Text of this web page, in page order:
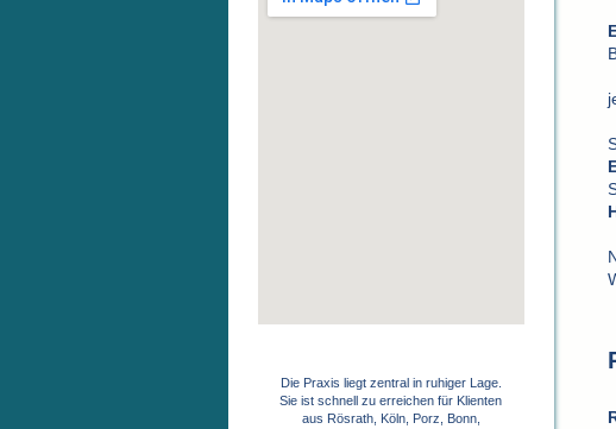
Die Praxis liegt zentral in ruhiger Lage.
Sie ist schnell zu erreichen für Klienten
aus Rösrath, Köln, Porz, Bonn,